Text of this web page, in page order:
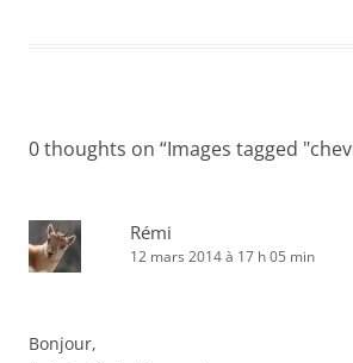
0 thoughts on “Images tagged
Rémi
12 mars 2014 à 17 h 05 min
Bonjour,